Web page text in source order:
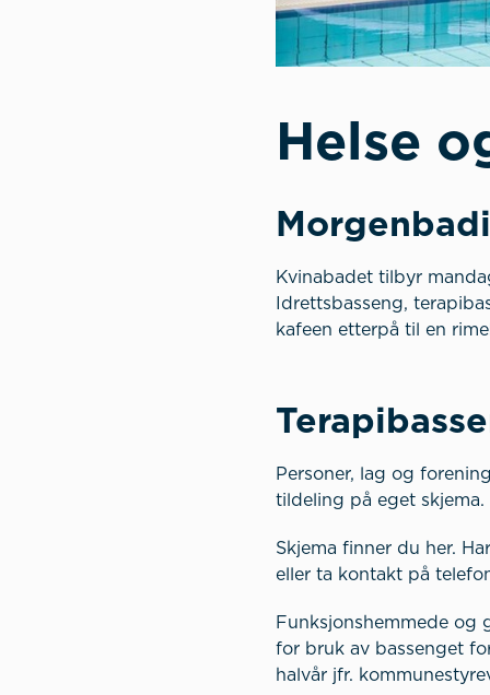
Helse
Kvinabadet tilbyr
Idrettsbasseng,
kafeen etterpå til en
Personer, lag og
tildeling på eget skjema.
Skjema finner du her.
eller ta kontakt på
Funksjonshemmede og
for bruk av bassenget
halvår jfr.